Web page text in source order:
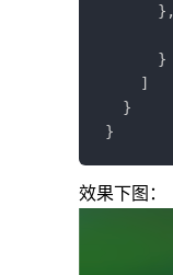
} ,
}
]
}
}
效果下图：